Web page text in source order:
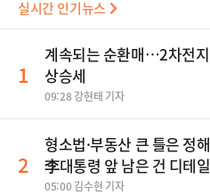
실시간 인기뉴스
1
계속되는 순환매…2차전
상승세
09:28 강현태 기자
2
형소법·부동산 큰 틀은 정
李대통령 앞 남은 건 디테일
05:00 김수현 기자